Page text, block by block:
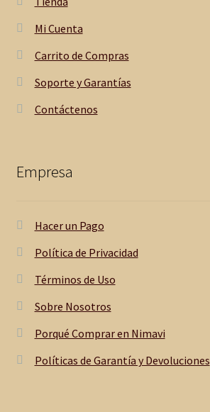
Mi Cuenta
Carrito de Compras
Soporte y Garantías
Contáctenos
Empresa
Hacer un Pago
Política de Privacidad
Términos de Uso
Sobre Nosotros
Porqué Comprar en Nimavi
Políticas de Garantía y Devoluciones